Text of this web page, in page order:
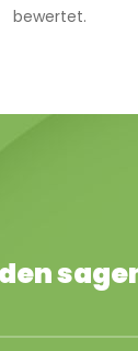
bewertet.